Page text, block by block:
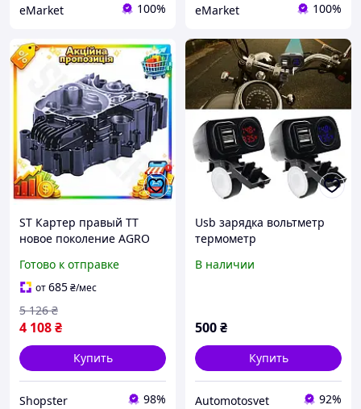
eMarket 100% eMarket 100%
ST Картер правый TT
новое поколение AGRO
двигателя CB-250/300CC
запчасть для мото
OST|ER
Готово к отправке
от685₴/мес
4 108₴
5 126 ₴
Купить
Shopster 98%
Usb зарядка вольтметр
термометр
приспособление
В наличии
500₴
Купить
Automotosvet 92%